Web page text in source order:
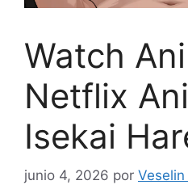
Watch
Netflix
Isekai
junio 4, 2026 por